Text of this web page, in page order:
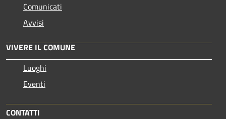
Comunicati
Avvisi
VIVERE IL COMUNE
Luoghi
Eventi
CONTATTI